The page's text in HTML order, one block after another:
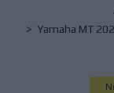
Yamaha MT